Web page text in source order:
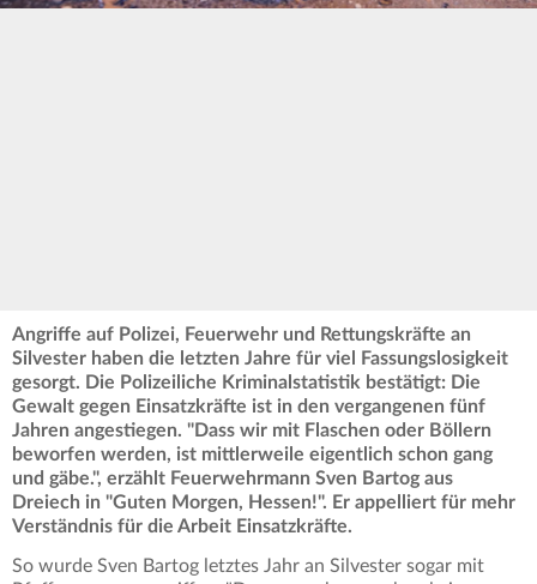
Angriffe auf Polizei, Feuerwehr und Rettungskräfte an
Silvester haben die letzten Jahre für viel Fassungslosigkeit
gesorgt. Die Polizeiliche Kriminalstatistik bestätigt: Die
Gewalt gegen Einsatzkräfte ist in den vergangenen fünf
Jahren angestiegen. "Dass wir mit Flaschen oder Böllern
beworfen werden, ist mittlerweile eigentlich schon gang
und gäbe.", erzählt Feuerwehrmann Sven Bartog aus
Dreiech in "Guten Morgen, Hessen!". Er appelliert für mehr
Verständnis für die Arbeit Einsatzkräfte.
So wurde Sven Bartog letztes Jahr an Silvester sogar mit